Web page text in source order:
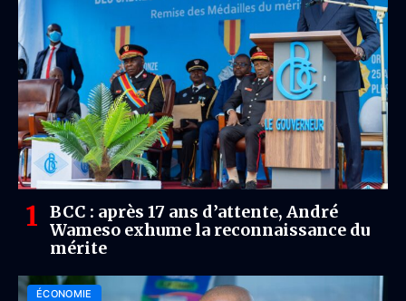
BCC : après 17 ans d’attente, André
Wameso exhume la reconnaissance du
mérite
ÉCONOMIE